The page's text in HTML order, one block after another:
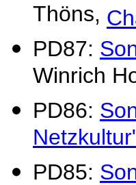
Thöns,
PD87:
Winrich
PD86:
PD85: